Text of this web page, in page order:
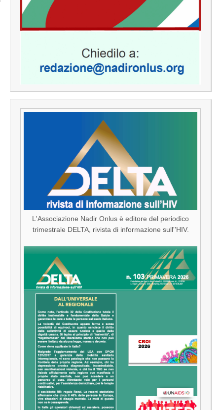
L'Associazione Nadir Onlus è editore del periodico
trimestrale DELTA, rivista di informazione sull''HIV.